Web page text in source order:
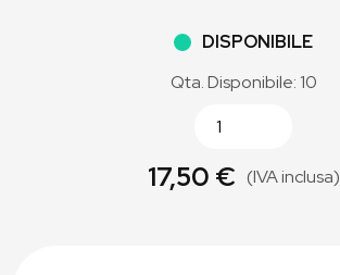
DISPONIBILE
Qta. Disponibile: 10
17,50 € (IVA inclusa)